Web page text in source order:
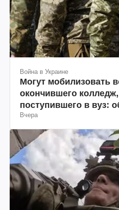
Война в Украине
Могут мобилизовать
окончившего
поступившего в вуз:
юриста
Вчера